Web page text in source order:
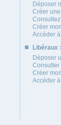
Déposer
Créer
Créer
Accéder
Libéraux
Déposer
Consulter
Créer
Accéder